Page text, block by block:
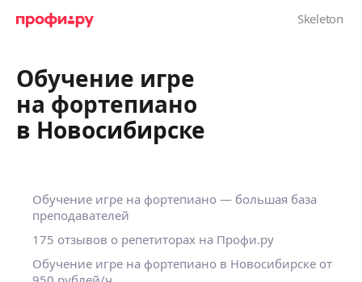
Обучение игре
на фортепиано
в Новосибирске
Обучение игре на фортепиано — большая база
преподавателей
175 отзывов о репетиторах на Профи.ру
Обучение игре на фортепиано в Новосибирске от